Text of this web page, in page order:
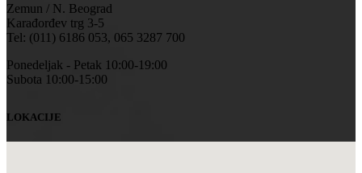
Zemun / N. Beograd
Karađorđev trg 3-5
Tel: (011) 6186 053, 065 3287 700
Ponedeljak - Petak 10:00-19:00
Subota 10:00-15:00
LOKACIJE